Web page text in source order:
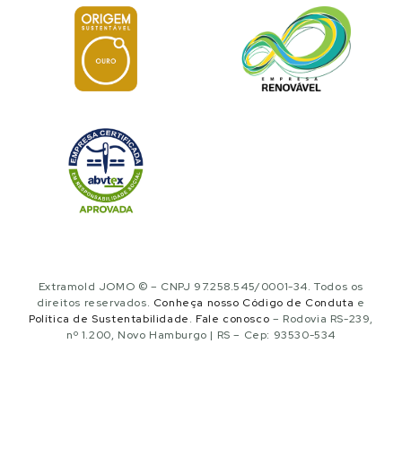
Extramold JOMO © – CNPJ 97.258.545/0001-34. Todos os
direitos reservados. Conheça nosso Código de Conduta e
Política de Sustentabilidade. Fale conosco – Rodovia RS-239,
nº 1.200, Novo Hamburgo | RS – Cep: 93530-534